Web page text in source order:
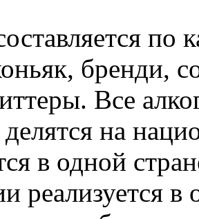
по
бренди,
Все
делятся на
в одной
реализуется